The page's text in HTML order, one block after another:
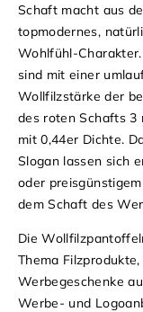
Schaft macht aus
topmodernes,
Wohlfühl-
sind mit einer
Wollfilzstärke der
des roten Schafts 3
mit 0,44er Dichte.
Slogan lassen sich
oder
dem Schaft des
Die
Thema
Werbegeschenke
Werbe- und